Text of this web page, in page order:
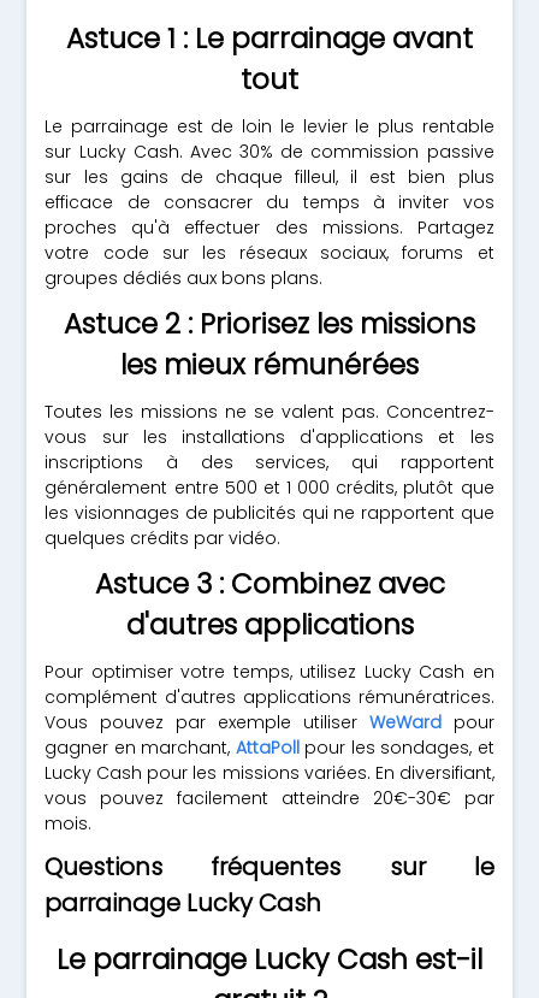
Astuce 1 : Le parrainage avant
tout
Le parrainage est de loin le levier le plus rentable
sur Lucky Cash. Avec 30% de commission passive
sur les gains de chaque filleul, il est bien plus
efficace de consacrer du temps à inviter vos
proches qu'à effectuer des missions. Partagez
votre code sur les réseaux sociaux, forums et
groupes dédiés aux bons plans.
Astuce 2 : Priorisez les missions
les mieux rémunérées
Toutes les missions ne se valent pas. Concentrez-
vous sur les installations d'applications et les
inscriptions à des services, qui rapportent
généralement entre 500 et 1 000 crédits, plutôt que
les visionnages de publicités qui ne rapportent que
quelques crédits par vidéo.
Astuce 3 : Combinez avec
d'autres applications
Pour optimiser votre temps, utilisez Lucky Cash en
complément d'autres applications rémunératrices.
Vous pouvez par exemple utiliser WeWardpour
gagner en marchant, AttaPollpour les sondages, et
Lucky Cash pour les missions variées. En diversifiant,
vous pouvez facilement atteindre 20€-30€ par
mois.
Questions fréquentes sur le
parrainage Lucky Cash
Le parrainage Lucky Cash est-il